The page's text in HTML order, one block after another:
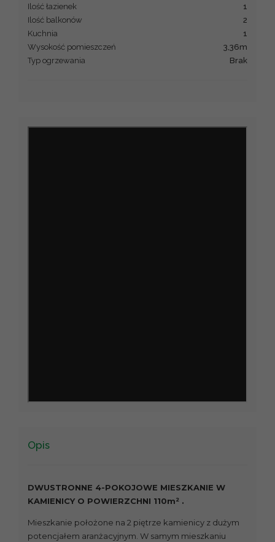
Ilość łazienek
1
Ilość balkonów
2
Kuchnia
1
Wysokość pomieszczeń
3,36m
Typ ogrzewania
brak
Opis
DWUSTRONNE 4-POKOJOWE MIESZKANIE W
KAMIENICY O POWIERZCHNI 110m² .
Mieszkanie położone na 2 piętrze kamienicy z dużym
potencjałem aranżacyjnym. W samym mieszkaniu